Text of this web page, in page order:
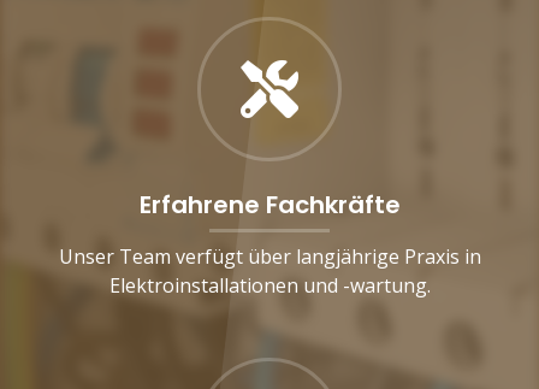
Erfahrene Fachkräfte
Unser Team verfügt über langjährige Praxis in
Elektroinstallationen und -wartung.